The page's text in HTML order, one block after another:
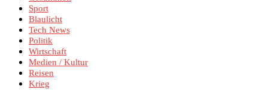
Sport
Blaulicht
Tech News
Politik
Wirtschaft
Medien / Kultur
Reisen
Krieg